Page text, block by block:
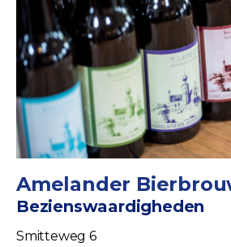
Amelander
Bezienswaardigheden
Smitteweg 6